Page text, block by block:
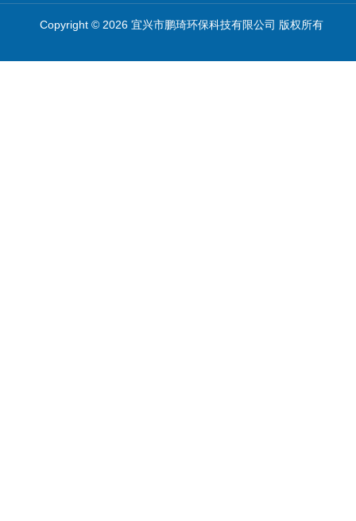
Copyright © 2026 宜兴市鹏琦环保科技有限公司 版权所有